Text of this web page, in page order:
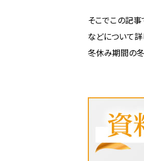
そこでこの記
などについて詳
冬休み期間の